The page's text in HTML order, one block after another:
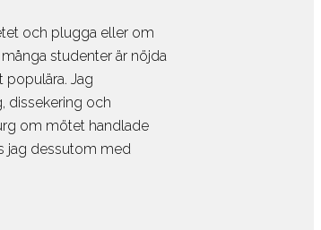
Skolor
och plugga eller om
studenter är nöjda
populära. Jag
dissekering och
om mötet handlade
jag dessutom med